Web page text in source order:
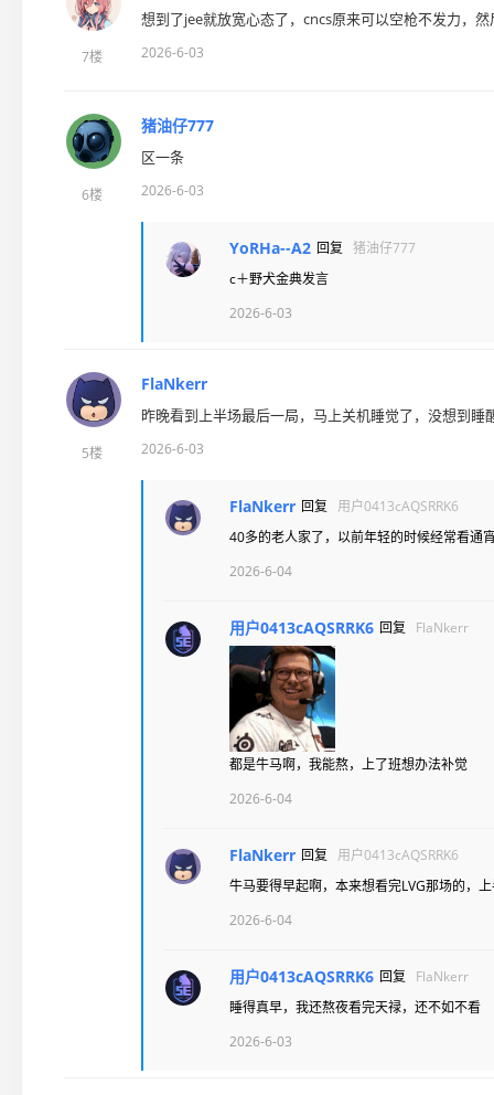
7楼
想到了jee就放宽心态了，cncs原来可以空枪不发力，
2026-6-03
6楼
猪油仔777
区一条
2026-6-03
YoRHa--A2 回复
猪油仔777
c＋野犬金典发言
2026-6-03
5楼
FlaNkerr
昨晚看到上半场最后一局，马上关机睡觉了，没想到睡
2026-6-03
FlaNkerr 回复
用户0413cAQSRRK6
40多的老人家了，以前年轻的时候经常看通
2026-6-04
用户0413cAQSRRK6 回复 FlaNkerr
都是牛马啊，我能熬，上了班想办法补觉
2026-6-04
FlaNkerr 回复
用户0413cAQSRRK6
牛马要得早起啊，本来想看完LVG那场的，
2026-6-04
用户0413cAQSRRK6 回复
FlaNkerr
睡得真早，我还熬夜看完天禄，还不如不看
2026-6-03